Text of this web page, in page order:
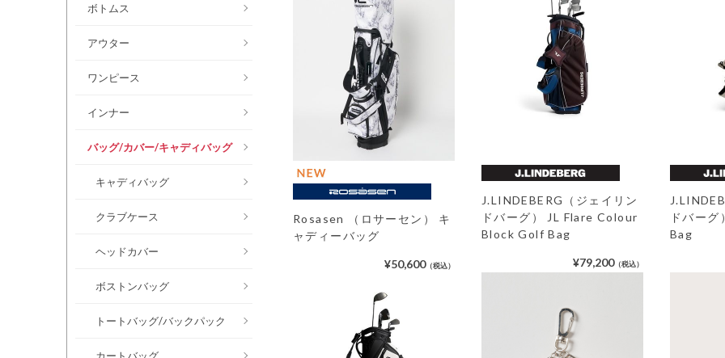
ボトムス
アウター
ワンピース
インナー
バッグ/カバー/キャディバッグ
キャディバッグ
クラブケース
ヘッドカバー
ボストンバッグ
トートバッグ/バックパック
カートバッグ
Rosasen （ロサーセン） キ
ャディーバッグ
¥50,600（税込）
J.LINDEBERG（ジェイリン
ドバーグ） JL Flare Colour
Block Golf Bag
¥79,200（税込）
ドバー
Bag